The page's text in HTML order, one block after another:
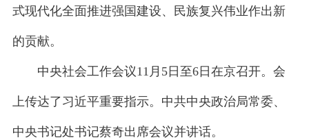
式现代化全面推进强国建设、民族复兴伟业作出新
的贡献。
中央社会工作会议11月5日至6日在京召开。会
上传达了习近平重要指示。中共中央政治局常委、
中央书记处书记蔡奇出席会议并讲话。